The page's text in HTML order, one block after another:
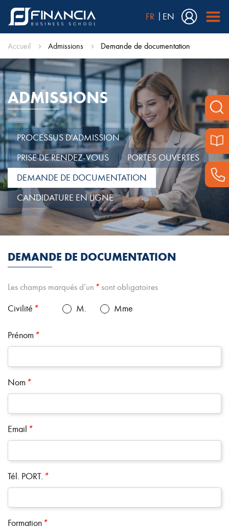
FR EN
Accueil Admissions Demande de documentation
ADMISSIONS
PROCESSUS D'ADMISSION
PRISE DE RENDEZ-VOUS
PORTES OUVERTES
DEMANDE DE DOCUMENTATION
CANDIDATURE EN LIGNE
DEMANDE DE DOCUMENTATION
Les champs marqués d’un *sont obligatoires
Civilité * M. Mme
Prénom *
Nom *
Email *
Tél. PORT. *
Formation *